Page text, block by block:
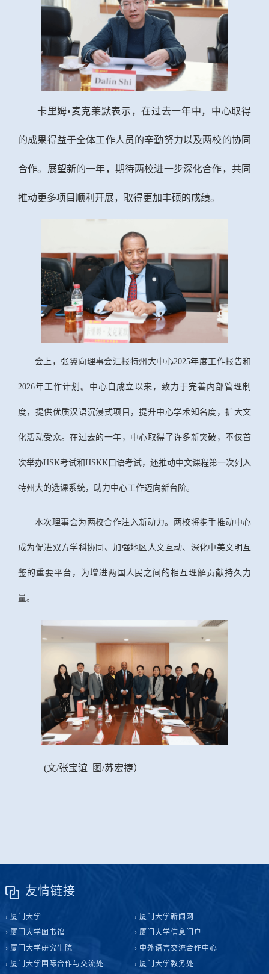
卡里姆•麦克莱默表示，在过去一年中，中心取得
的成果得益于全体工作人员的辛勤努力以及两校的协同
合作。展望新的一年，期待两校进一步深化合作，共同
推动更多项目顺利开展，取得更加丰硕的成绩。
会上，张翼向理事会汇报特州大中心2025年度工作报告和
2026年工作计划。中心自成立以来，致力于完善内部管理制
度，提供优质汉语沉浸式项目，提升中心学术知名度，扩大文
化活动受众。在过去的一年，中心取得了许多新突破，不仅首
次举办HSK考试和HSKK口语考试，还推动中文课程第一次列入
特州大的选课系统，助力中心工作迈向新台阶。
本次理事会为两校合作注入新动力。两校将携手推动中心
成为促进双方学科协同、加强地区人文互动、深化中美文明互
鉴的重要平台，为增进两国人民之间的相互理解贡献持久力
量。
(文/张宝谊 图/苏宏捷）
友情链接
厦门大学
厦门大学新闻网
厦门大学图书馆
厦门大学信息门户
厦门大学研究生院
中外语言交流合作中心
厦门大学国际合作与交流处
厦门大学教务处